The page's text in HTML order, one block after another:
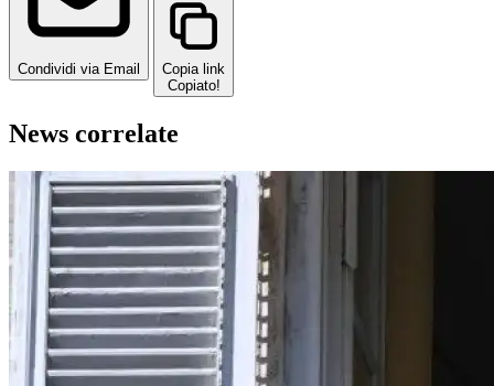
Condividi via Email
Copia link
Copiato!
News correlate